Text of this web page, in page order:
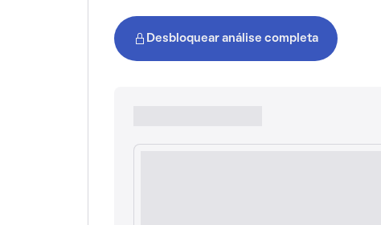
Desbloquear análise completa